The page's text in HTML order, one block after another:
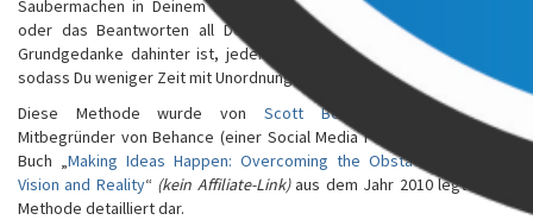
Saubermachen in Deinem zu Hause, das Halten einer Präsentation
oder das Beantworten all Deiner ausstehenden E-Mails sein. Der
Grundgedanke dahinter ist, jeder Aufgabe eine Struktur zu geben,
sodass Du weniger Zeit mit Unordnung verbringst.
Diese Methode wurde von Scott Belsky
entwickelt, dem
Mitbegründer von Behance (einer Social Media Plattform). In seinem
Buch „Making Ideas Happen: Overcoming the Obstacles Between
Vision and Reality“ (kein Affiliate-Link)aus dem Jahr 2010 legt er die
Methode detailliert dar.